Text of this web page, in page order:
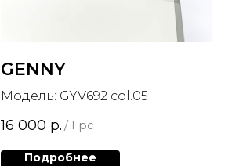
GENNY
Модель: GYV692 col.05
16 000 р. /1 pc
Подробнее